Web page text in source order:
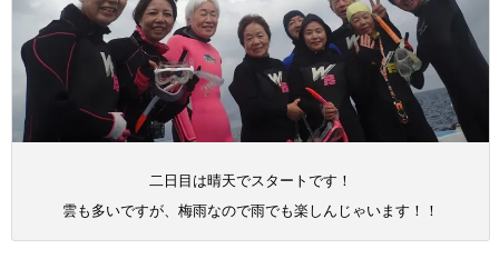
二日目は晴天でスタートです！
雲も多いですが、梅雨なので雨でも楽しんじゃいます！！